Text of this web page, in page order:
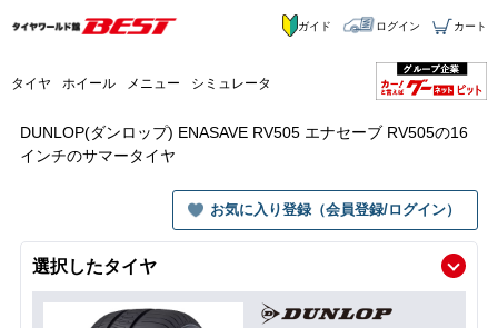
タイヤ ホイール メニュー シミュレータ
ガイド ログイン カート
DUNLOP(ダンロップ) ENASAVE RV505 エナセーブ RV505の16
インチのサマータイヤ
お気に入り登録（会員登録/ログイン）
選択したタイヤ